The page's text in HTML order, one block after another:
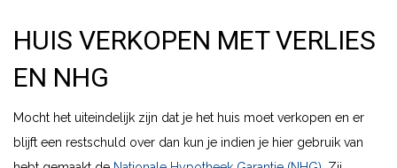
HUIS VERKOPEN MET VERLIES
EN NHG
Mocht het uiteindelijk zijn dat je het huis moet verkopen en er
blijft een restschuld over dan kun je indien je hier gebruik van